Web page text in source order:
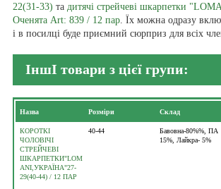
22(31-33) та дитячі стрейчеві шкарпетки
Оченята Art: 839 / 12 пар. Їх можна одразу
і в посилці буде приємний сюрприз для всіх
ІншІ товари з цієї групи:
Назва Розміри Склад
КОРОТКІ
ЧОЛОВІЧІ
СТРЕЙЧЕВІ
ШКАРПЕТКИ"LOM
ANI,УКРАЇНА"27-
29(40-44) / 12 ПАР
40-44
Бавовна-80%%, ПА
15%, Лайкра- 5%